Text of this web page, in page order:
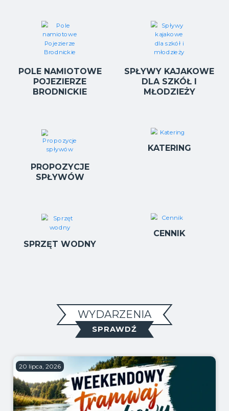
POLE NAMIOTOWE
POJEZIERZE
BRODNICKIE
SPŁYWY KAJAKOWE
DLA SZKÓŁ I
MŁODZIEŻY
PROPOZYCJE
SPŁYWÓW
KATERING
SPRZĘT WODNY
CENNIK
WYDARZENIA
SPRAWDŹ
20 lipca, 2026